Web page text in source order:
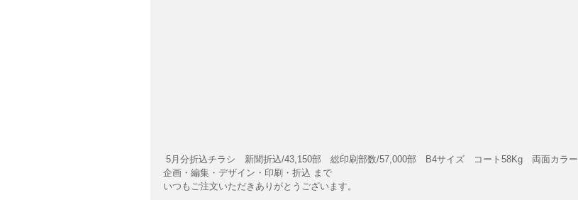
5月分折込チラシ　新聞折込/43,150部　総印刷部数/57,000部　B4サイズ　コート58Kg　両面カラー
企画・編集・デザイン・印刷・折込 まで
いつもご注文いただきありがとうございます。